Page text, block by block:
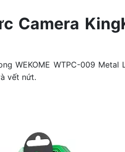
Camera
WEKOME WTPC-009
vết nứt.